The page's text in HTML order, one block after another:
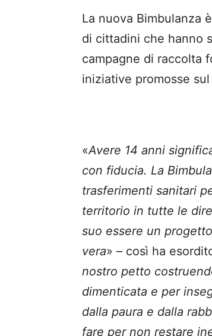
La nuova Bimbulanza
di cittadini che hanno
campagne di raccolta
iniziative promosse
«Avere 14 anni
con fiducia. La
trasferimenti sanitari
territorio in tutte le
suo essere un
vera» – così ha
nostro petto
dimenticata e per
dalla paura e dalla
fare per non restare